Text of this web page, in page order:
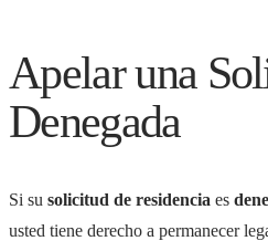
Apelar una
Denegada
Si su solicitud de residencia es
usted tiene derecho a permanecer